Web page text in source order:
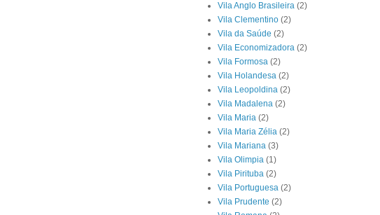
Vila Anglo Brasileira (2)
Vila Clementino (2)
Vila da Saúde (2)
Vila Economizadora (2)
Vila Formosa (2)
Vila Holandesa (2)
Vila Leopoldina (2)
Vila Madalena (2)
Vila Maria (2)
Vila Maria Zélia (2)
Vila Mariana (3)
Vila Olimpia (1)
Vila Pirituba (2)
Vila Portuguesa (2)
Vila Prudente (2)